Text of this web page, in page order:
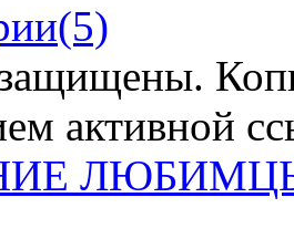
активной